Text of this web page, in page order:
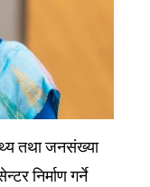
तथा जनसंख्या
निर्माण गर्ने